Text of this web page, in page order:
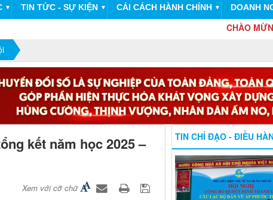
▼ TIN TỨC - SỰ KIỆN ▼ CẢI CÁCH HÀNH CHÍNH ▼ DOANH
CHÀO MỪNG ĐỒNG
kết năm học 2025 –
Xem với cỡ chữ
TIN CHỈ ĐẠO - ĐIỀU